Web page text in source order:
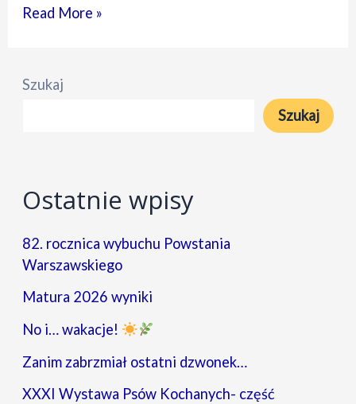
Zagraliśmy
jak
Read More »
Szukaj
Szukaj
Ostatnie wpisy
82. rocznica wybuchu Powstania
Warszawskiego
Matura 2026 wyniki
No i… wakacje!
Zanim zabrzmiał ostatni dzwonek…
XXXI Wystawa Psów Kochanych- część